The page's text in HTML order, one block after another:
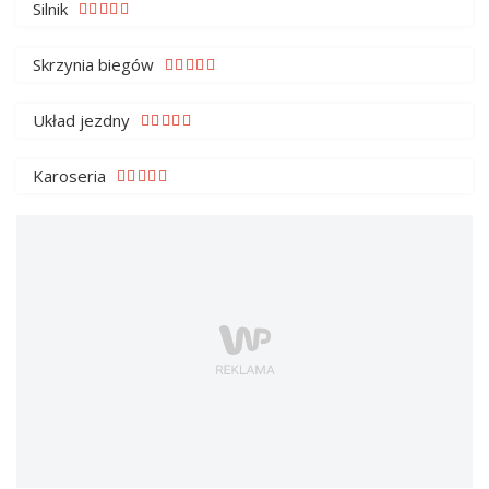
Silnik
Skrzynia biegów
Układ jezdny
Karoseria